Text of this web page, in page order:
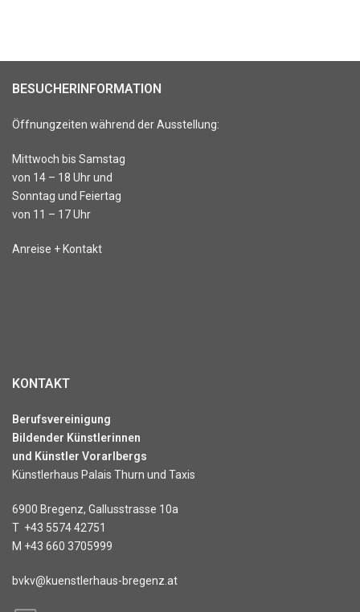
BESUCHERINFORMATION
Öffnungzeiten während der Ausstellung:
Mittwoch bis Samstag
von 14 – 18 Uhr und
Sonntag und Feiertag
von 11 – 17 Uhr
Anreise + Kontakt
KONTAKT
Berufsvereinigung
Bildender Künstlerinnen
und Künstler Vorarlbergs
Künstlerhaus Palais Thurn und Taxis
6900 Bregenz, Gallusstrasse 10a
T +43 5574 42751
M +43 660 3705999
bvkv@kuenstlerhaus-bregenz.at